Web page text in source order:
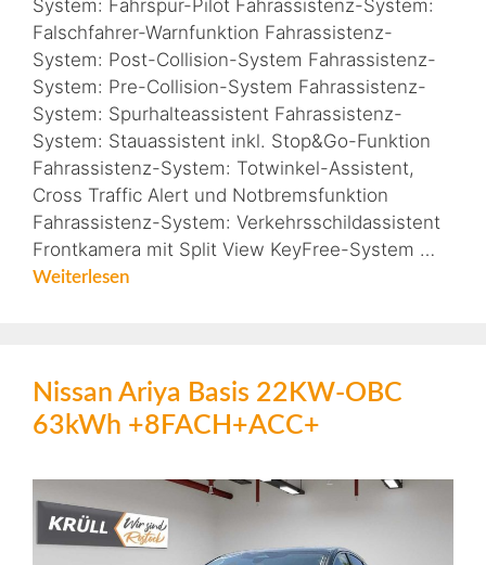
System: Fahrspur-Pilot Fahrassistenz-System:
Falschfahrer-Warnfunktion Fahrassistenz-
System: Post-Collision-System Fahrassistenz-
System: Pre-Collision-System Fahrassistenz-
System: Spurhalteassistent Fahrassistenz-
System: Stauassistent inkl. Stop&Go-Funktion
Fahrassistenz-System: Totwinkel-Assistent,
Cross Traffic Alert und Notbremsfunktion
Fahrassistenz-System: Verkehrsschildassistent
Frontkamera mit Split View KeyFree-System …
Weiterlesen
Nissan Ariya Basis 22KW-OBC
63kWh +8FACH+ACC+